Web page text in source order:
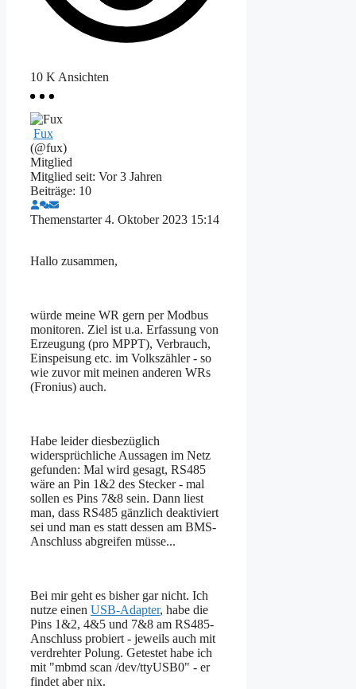
10 K Ansichten
Fux
(@fux)
Mitglied
Mitglied seit: Vor 3 Jahren
Beiträge: 10
Themenstarter 4. Oktober 2023 15:14
Hallo zusammen,
würde meine WR gern per Modbus
monitoren. Ziel ist u.a. Erfassung von
Erzeugung (pro MPPT), Verbrauch,
Einspeisung etc. im Volkszähler - so
wie zuvor mit meinen anderen WRs
(Fronius) auch.
Habe leider diesbezüglich
widersprüchliche Aussagen im Netz
gefunden: Mal wird gesagt, RS485
wäre an Pin 1&2 des Stecker - mal
sollen es Pins 7&8 sein. Dann liest
man, dass RS485 gänzlich deaktiviert
sei und man es statt dessen am BMS-
Anschluss abgreifen müsse...
Bei mir geht es bisher gar nicht. Ich
nutze einen USB-Adapter, habe die
Pins 1&2, 4&5 und 7&8 am RS485-
Anschluss probiert - jeweils auch mit
verdrehter Polung. Getestet habe ich
mit "mbmd scan /dev/ttyUSB0" - er
findet aber nix.